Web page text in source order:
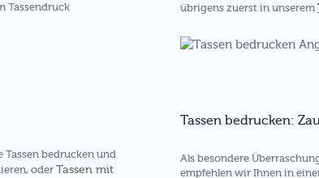
Tassendruck
bedrucken und
oder Tassen mit
übrigens zuerst in unserem
Tassen bedrucken:
Als besondere
empfehlen wir Ihnen in